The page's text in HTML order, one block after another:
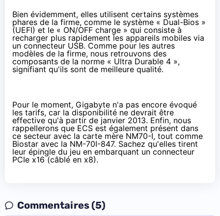
Bien évidemment, elles utilisent certains systèmes
phares de la firme, comme le système « Dual-Bios »
(UEFI) et le « ON/OFF charge » qui consiste à
recharger plus rapidement les appareils mobiles via
un connecteur USB. Comme pour les autres
modèles de la firme, nous retrouvons des
composants de la norme « Ultra Durable 4 »,
signifiant qu'ils sont de meilleure qualité.
Pour le moment, Gigabyte n'a pas encore évoqué
les tarifs, car la disponibilité ne devrait être
effective qu'à partir de janvier 2013. Enfin, nous
rappellerons que ECS est également présent dans
ce secteur avec la carte mère NM70-I, tout comme
Biostar avec la NM-70I-847. Sachez qu'elles tirent
leur épingle du jeu en embarquant un connecteur
PCIe x16 (câblé en x8).
Commentaires (5)